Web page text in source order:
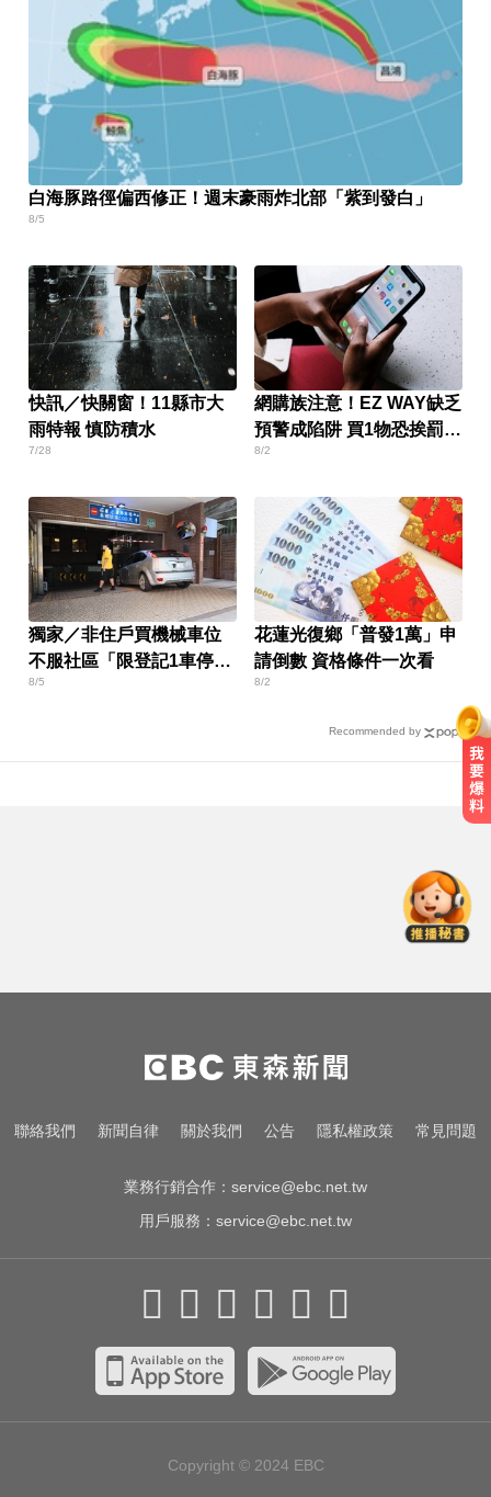
白海豚路徑偏西修正！週末豪雨炸北部「紫到發白」
8/5
快訊／快關窗！11縣市大
雨特報 慎防積水
7/28
網購族注意！EZ WAY缺乏
預警成陷阱 買1物恐挨罰百
萬
8/2
獨家／非住戶買機械車位
不服社區「限登記1車停」
報警
8/5
花蓮光復鄉「普發1萬」申
請倒數 資格條件一次看
8/2
Recommended by
給水手終止4連勝
8月ETF除息潮來了！ 14檔「配息率
逾10%」一次看
律師勾掮客誆「可買BNT疫苗」 詐
聯絡我們 新聞自律 關於我們 公告 隱私權政策 常見問題
業務行銷合作： service@ebc.net.tw
用戶服務： service@ebc.net.tw
Copyright © 2024 EBC